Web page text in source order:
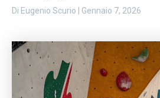
Di Eugenio Scurio Gennaio 7, 2026